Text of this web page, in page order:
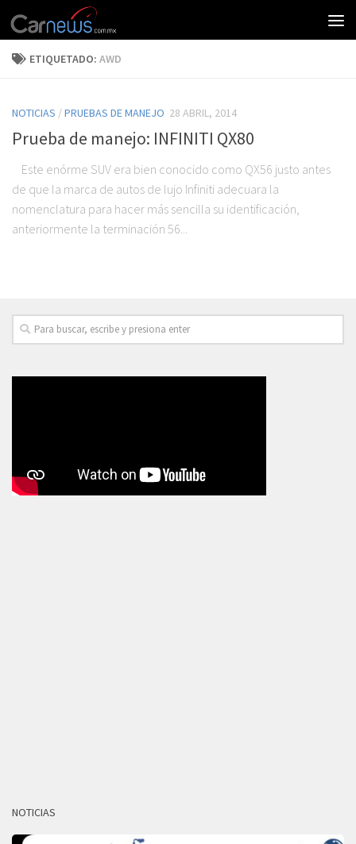
ETIQUETADO: AWD
NOTICIAS /PRUEBAS DE MANEJO 28 ABRIL, 2014
Prueba de manejo: INFINITI QX80
Este enórme SUV era bien conocido como QX56 justo antes
de que la marca de autos de lujo Infiniti adecuara la
nomenclatura para hacer más sencilla su identificación,
anteriormente la terminación 56...
NOTICIAS